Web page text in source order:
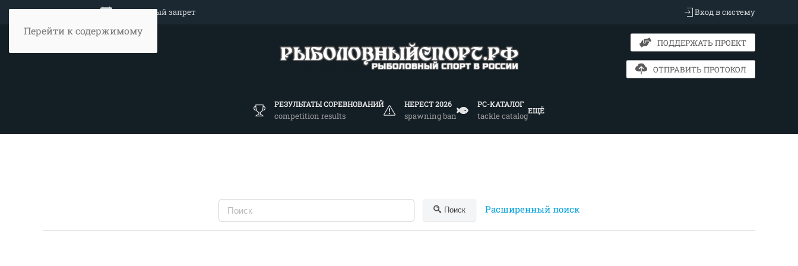
Перейти к содержимому
Объявление Нерестовый запрет Вход в систему
ПОДДЕРЖАТЬ ПРОЕКТ
ОТПРАВИТЬ ПРОТОКОЛ
РЕЗУЛЬТАТЫ СОРЕВНОВАНИЙ
competition results
НЕРЕСТ 2026
spawning ban
РС-КАТАЛОГ
tackle catalog
ЕЩЁ
Поиск Расширенный поиск